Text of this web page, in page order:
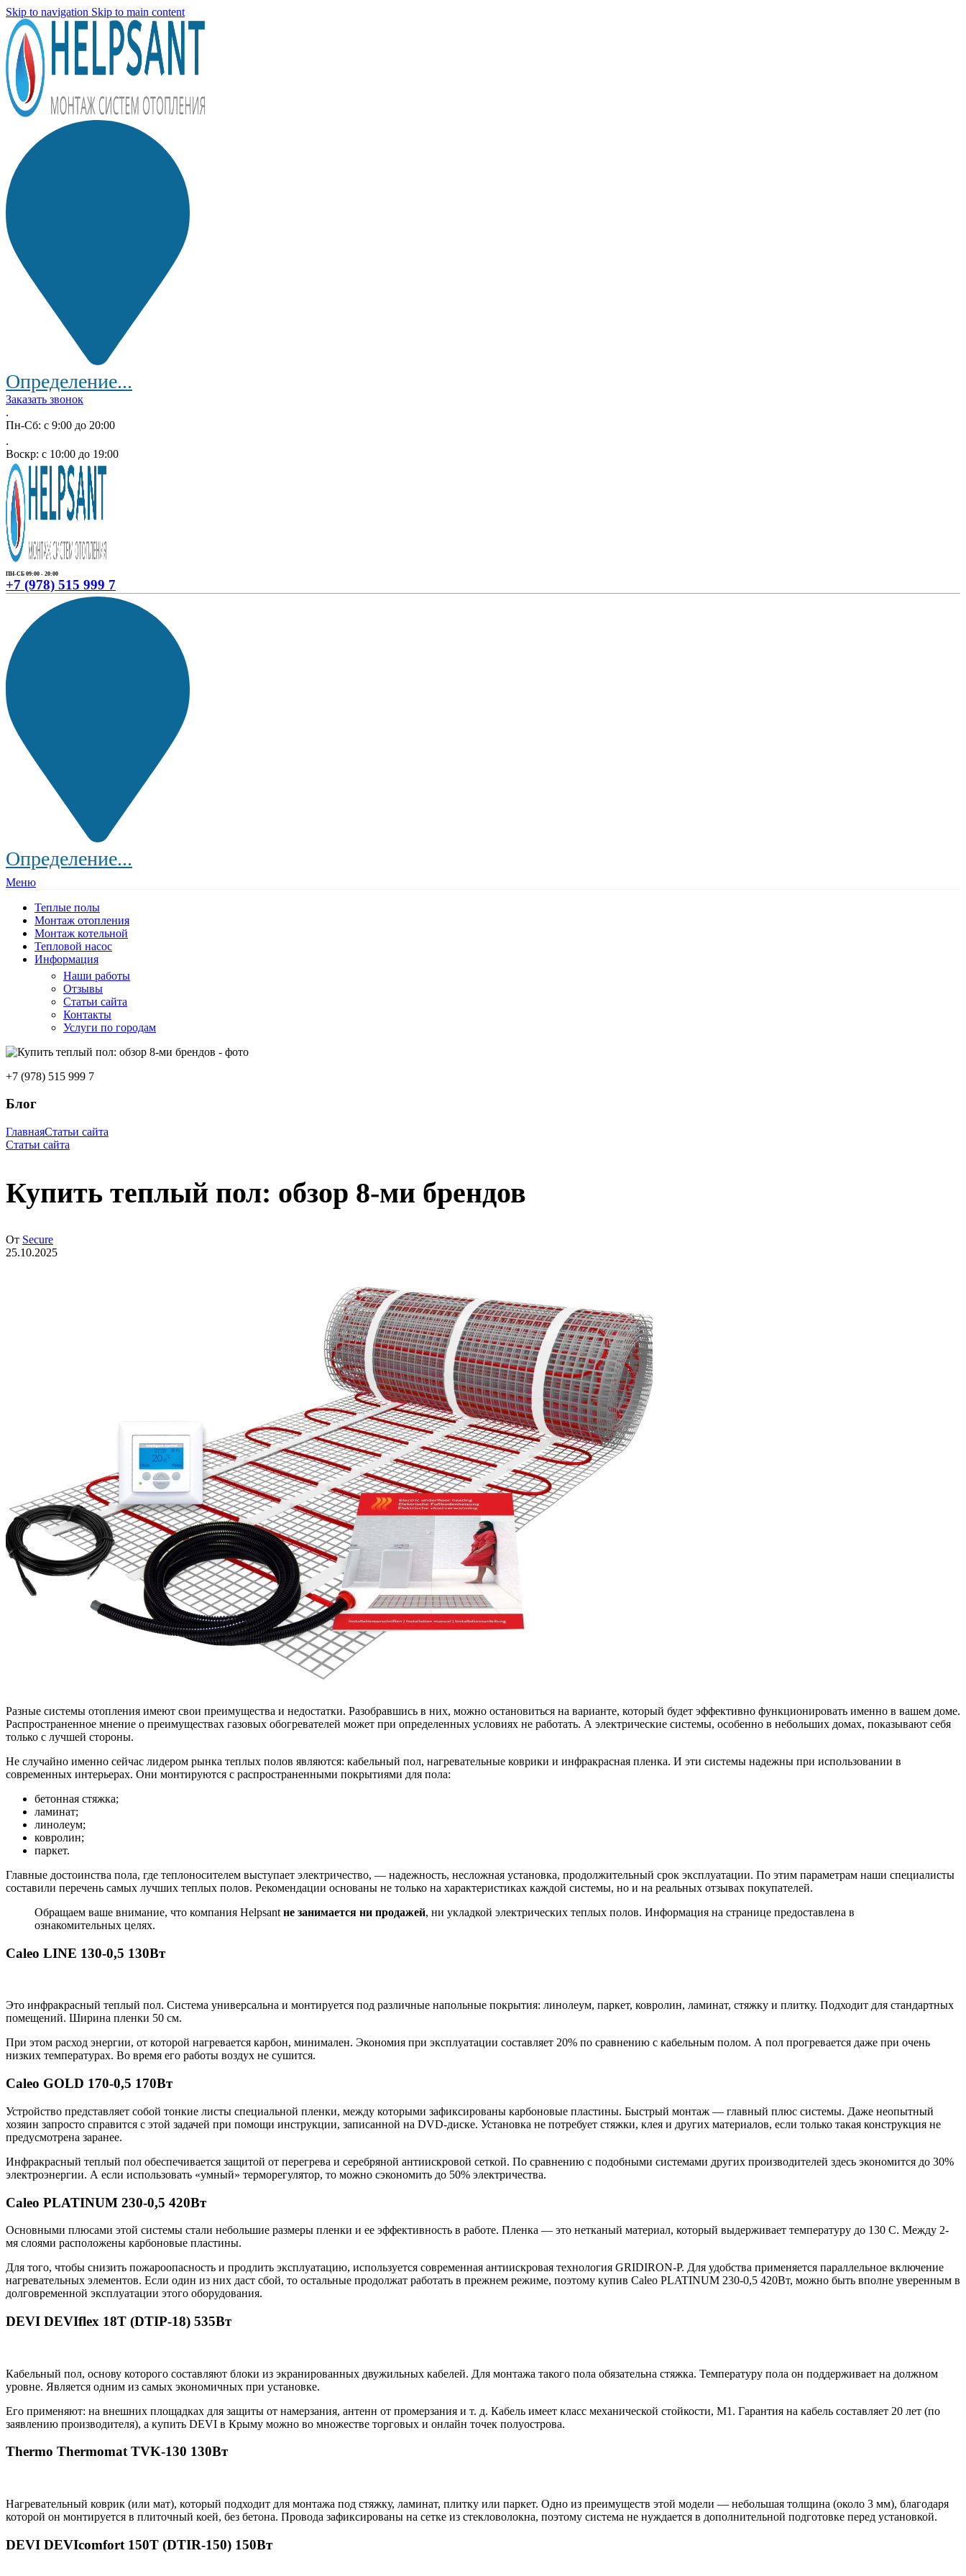
Skip to navigation Skip to main content
Определение...
Заказать звонок
.
Пн-Сб: с 9:00 до 20:00
.
Воскр: с 10:00 до 19:00
ПН-СБ 09:00 - 20:00
+7 (978) 515 999 7
Определение...
Меню
Теплые полы
Монтаж отопления
Монтаж котельной
Тепловой насос
Информация
Наши работы
Отзывы
Статьи сайта
Контакты
Услуги по городам
+7 (978) 515 999 7
Блог
ГлавнаяСтатьи сайта
Статьи сайта
Купить теплый пол: обзор 8-ми брендов
От Secure
25.10.2025
Разные системы отопления имеют свои преимущества и недостатки. Разобравшись в них, можно остановиться на варианте, который будет эффективно функционировать именно в вашем доме.
Распространенное мнение о преимуществах газовых обогревателей может при определенных условиях не работать. А электрические системы, особенно в небольших домах, показывают себя
только с лучшей стороны.
Не случайно именно сейчас лидером рынка теплых полов являются: кабельный пол, нагревательные коврики и инфракрасная пленка. И эти системы надежны при использовании в
современных интерьерах. Они монтируются с распространенными покрытиями для пола:
бетонная стяжка;
ламинат;
линолеум;
ковролин;
паркет.
Главные достоинства пола, где теплоносителем выступает электричество, — надежность, несложная установка, продолжительный срок эксплуатации. По этим параметрам наши специалисты
составили перечень самых лучших теплых полов. Рекомендации основаны не только на характеристиках каждой системы, но и на реальных отзывах покупателей.
Обращаем ваше внимание, что компания Helpsant не занимается ни продажей, ни укладкой электрических теплых полов. Информация на странице предоставлена в
ознакомительных целях.
Caleo LINE 130-0,5 130Вт
Это инфракрасный теплый пол. Система универсальна и монтируется под различные напольные покрытия: линолеум, паркет, ковролин, ламинат, стяжку и плитку. Подходит для стандартных
помещений. Ширина пленки 50 см.
При этом расход энергии, от которой нагревается карбон, минимален. Экономия при эксплуатации составляет 20% по сравнению с кабельным полом. А пол прогревается даже при очень
низких температурах. Во время его работы воздух не сушится.
Caleo GOLD 170-0,5 170Вт
Устройство представляет собой тонкие листы специальной пленки, между которыми зафиксированы карбоновые пластины. Быстрый монтаж — главный плюс системы. Даже неопытный
хозяин запросто справится с этой задачей при помощи инструкции, записанной на DVD-диске. Установка не потребует стяжки, клея и других материалов, если только такая конструкция не
предусмотрена заранее.
Инфракрасный теплый пол обеспечивается защитой от перегрева и серебряной антиискровой сеткой. По сравнению с подобными системами других производителей здесь экономится до 30%
электроэнергии. А если использовать «умный» терморегулятор, то можно сэкономить до 50% электричества.
Caleo PLATINUM 230-0,5 420Вт
Основными плюсами этой системы стали небольшие размеры пленки и ее эффективность в работе. Пленка — это нетканый материал, который выдерживает температуру до 130 С. Между 2-
мя слоями расположены карбоновые пластины.
Для того, чтобы снизить пожароопасность и продлить эксплуатацию, используется современная антиискровая технология GRIDIRON-P. Для удобства применяется параллельное включение
нагревательных элементов. Если один из них даст сбой, то остальные продолжат работать в прежнем режиме, поэтому купив Caleo PLATINUM 230-0,5 420Вт, можно быть вполне уверенным в
долговременной эксплуатации этого оборудования.
DEVI DEVIflex 18T (DTIP-18) 535Вт
Кабельный пол, основу которого составляют блоки из экранированных двужильных кабелей. Для монтажа такого пола обязательна стяжка. Температуру пола он поддерживает на должном
уровне. Является одним из самых экономичных при установке.
Его применяют: на внешних площадках для защиты от намерзания, антенн от промерзания и т. д. Кабель имеет класс механической стойкости, М1. Гарантия на кабель составляет 20 лет (по
заявлению производителя), а купить DEVI в Крыму можно во множестве торговых и онлайн точек полуострова.
Thermo Thermomat TVK-130 130Вт
Нагревательный коврик (или мат), который подходит для монтажа под стяжку, ламинат, плитку или паркет. Одно из преимуществ этой модели — небольшая толщина (около 3 мм), благодаря
которой он монтируется в плиточный коей, без бетона. Провода зафиксированы на сетке из стекловолокна, поэтому система не нуждается в дополнительной подготовке перед установкой.
DEVI DEVIcomfort 150T (DTIR-150) 150Вт